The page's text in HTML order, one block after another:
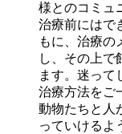
様とのコミュ
治療前にはで
もに、治療の
し、その上で
ます。迷って
治療方法をご
動物たちと人
っていけるよ